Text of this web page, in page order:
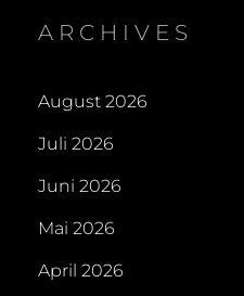
ARCHIVES
August 2026
Juli 2026
Juni 2026
Mai 2026
April 2026